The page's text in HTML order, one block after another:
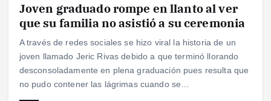
Joven graduado rompe en llanto al ver
que su familia no asistió a su ceremonia
A través de redes sociales se hizo viral la historia de un
joven llamado Jeric Rivas debido a que terminó llorando
desconsoladamente en plena graduación pues resulta que
no pudo contener las lágrimas cuando se…